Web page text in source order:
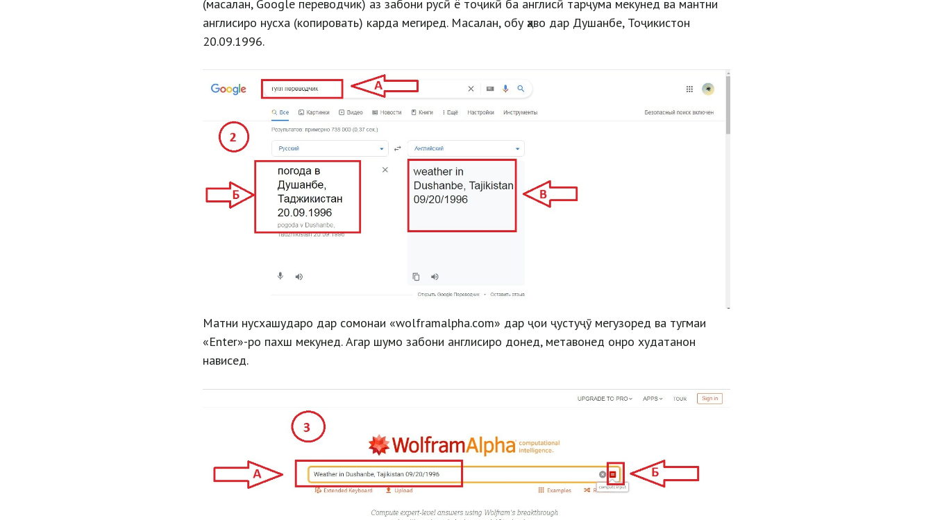
(масалан, Google переводчик) аз забони русӣ ё тоҷикӣ ба англисӣ тарҷума мекунед ва мантни
англисиро нусха (копировать) карда мегиред. Масалан, обу ҳаво дар Душанбе, Тоҷикистон
20.09.1996.
Матни нусхашударо дар сомонаи «wolframalpha.com» дар ҷои ҷустуҷӯ мегузоред ва тугмаи
«Enter»-ро пахш мекунед. Агар шумо забони англисиро донед, метавонед онро худатанон
нависед.